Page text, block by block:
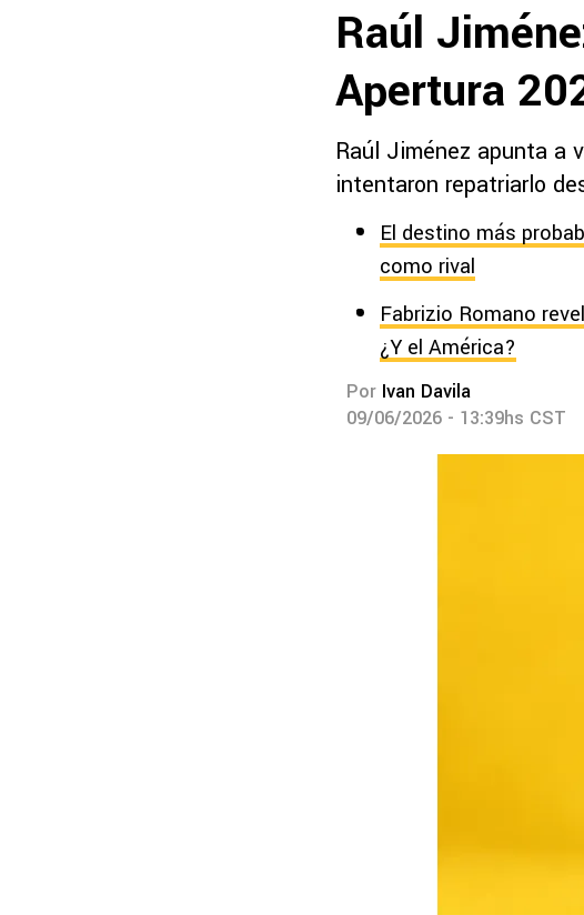
Raúl
Apertura
Raúl Jiménez apunta a
intentaron repatriarlo
El destino más
como rival
Fabrizio Romano
¿Y el América?
Por Ivan Davila
09/06/2026 - 13:39hs CST